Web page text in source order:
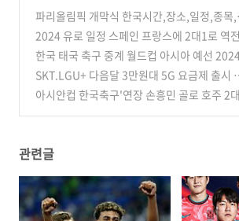
파리올림픽 개막식 한국시간,장소,일정,종목
중계 시청하기 총정리 (13)
2024 유로 일정 스페인 프랑스에 2대1로 역
결승 진출 확정
(13)
한국 태국 축구 중계 월드컵 아시아 예선
3월 26일 경기일정
(16)
SKT.LGU+ 다음달 3만원대 5G 요금제 출시 전
(24)
아시안컵 한국축구'연장 손흥민 골로 호주 2
관련글